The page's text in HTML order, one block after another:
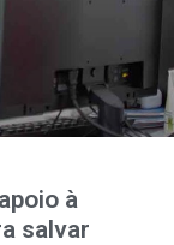
à
salvar